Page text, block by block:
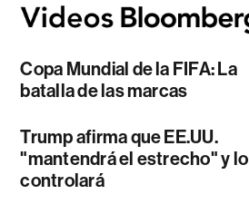
Copa Mundial de la FIFA: La
batalla de las marcas
Trump afirma que EE.UU.
"mantendrá el estrecho" y lo
controlará